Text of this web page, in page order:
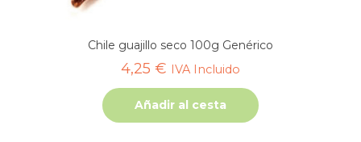
Chile guajillo seco 100g Genérico
4,25 € IVA Incluido
Añadir al cesta